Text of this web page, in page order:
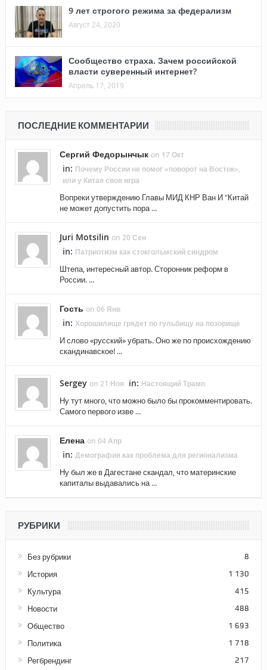
9 лет строгого режима за федерализм
Август 24, 2020
Сообщество страха. Зачем российской
власти суверенный интернет?
Апрель 17, 2019
ПОСЛЕДНИЕ КОММЕНТАРИИ
Сергий Федорынчык on 17 Окт
in: Почему России не помог «поворот на Восток»,
или у Китая своя игра
Вопреки утверждению Главы МИД КНР Ван И "Китай
не может допустить пора ...
Juri Motsilin on 20 Сен
in: Патриотизм как стокгольмский синдром
Штепа, интересный автор. Сторонник реформ в
России. ...
Гость on 06 Янв
in: Хорошилище грядет по гульбищу на позорище
И слово «русский» убрать. Оно же по происхождению
скандинавское! ...
Sergey on 21 Ноя in: Настоящий Трамп
Ну тут много, что можно было бы прокомментировать.
Самого первого изве ...
Елена on 04 Апр
in: Демография как проблема для регионализма
Ну был же в Дагестане скандал, что материнские
капиталы выдавались на ...
РУБРИКИ
Без рубрики 8
История 1 130
Культура 415
Новости 488
Общество 1 693
Политика 1 718
Регбрендинг 217